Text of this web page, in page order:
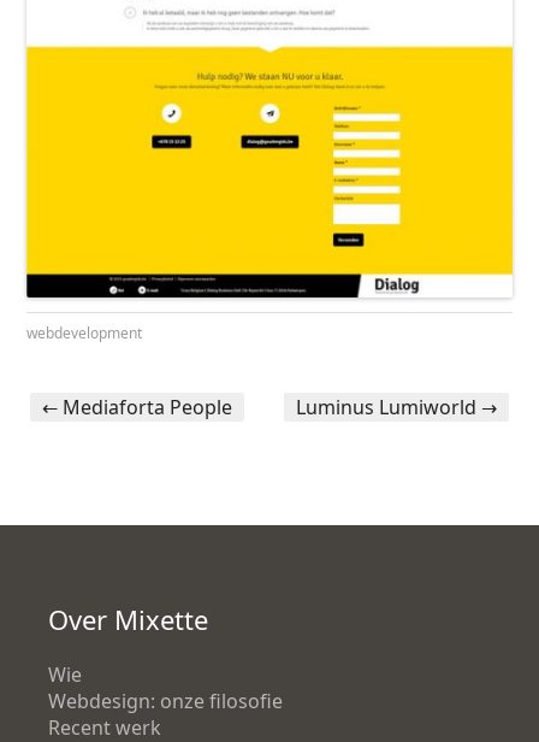
webdevelopment
← Mediaforta People Luminus Lumiworld →
Over Mixette
Wie
Webdesign: onze filosofie
Recent werk